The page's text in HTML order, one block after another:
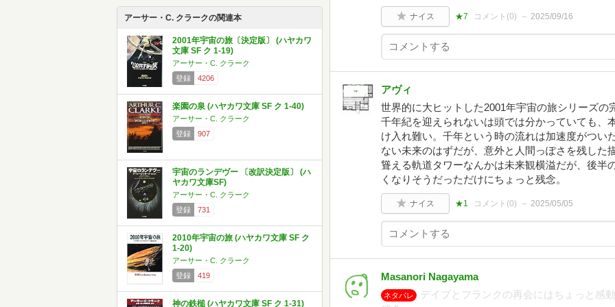
アーサー・C. クラークの関連本
2001年宇宙の旅〔決定版〕 (ハヤカワ
文庫 SF ク 1-19)
アーサー・C. クラーク
登録
4206
楽園の泉 (ハヤカワ文庫 SF ク 1-40)
アーサー・C. クラーク
登録
907
宇宙のランデヴー 〔改訳決定版〕 (ハ
ヤカワ文庫SF)
アーサー・C. クラーク
登録
731
2010年宇宙の旅 (ハヤカワ文庫 SF ク
1-20)
アーサー・C. クラーク
登録
419
神の鉄槌 (ハヤカワ文庫 SF ク 1-31)
ナイス ★7 コメント(0) 2025/09/16
アヴィ
世界的に大ヒットした2001年宇宙の旅シリーズ
千年紀を迎えられないは頭では分かっていても、
け入れ難い。千年という時の流れは加速度がつい
ない未来のはずだが、意外と人間っぽさを残した
聳える軌道タワーなんかは未来観横溢だが、後半
くなりそうだっただけにちょっと残念。
ナイス ★1 コメント(0) 2025/05/05
Masanori Nagayama
ネタバレ
デイブとフランクの再会にはちょっと感